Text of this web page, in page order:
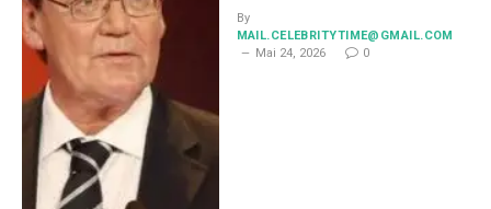
By
MAIL.CELEBRITYTIME@GMAIL.COM
Mai 24, 2026
0